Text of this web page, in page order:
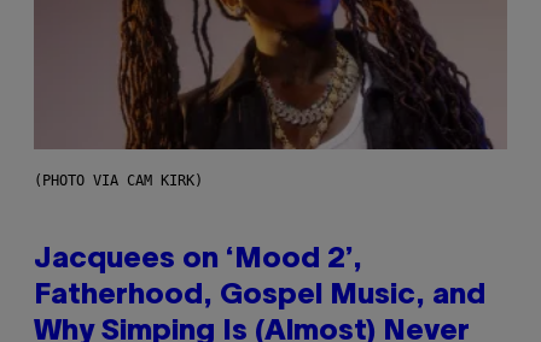
(PHOTO VIA CAM KIRK)
Jacquees on ‘Mood 2’,
Fatherhood, Gospel Music, and
Why Simping Is (Almost) Never